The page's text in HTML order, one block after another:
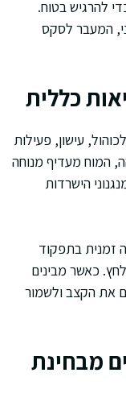
להרגיש בטוח.
המעבר לסקס
כללית
עישון, פעילות
המוח מעדיף מנוחה
הישרדות
זמנית בתפקוד
כאשר מבינים
את הקצב ולשמור
מבחינת